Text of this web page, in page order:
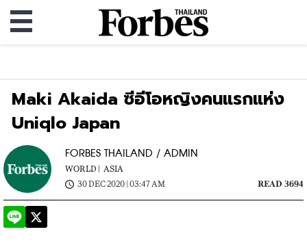
Maki Akaida ซีอีโอหญิงคนแรกแห่ง
Uniqlo Japan
FORBES THAILAND / ADMIN
WORLD |
ASIA
30 DEC 2020 | 03:47 AM
READ 3694